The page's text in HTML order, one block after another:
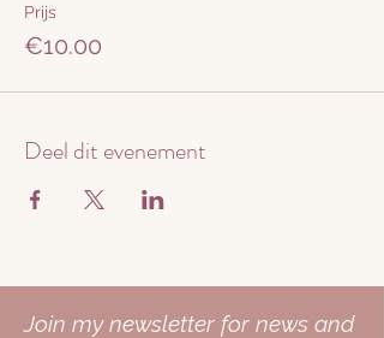
Prijs
€10.00
Deel dit evenement
Join my newsletter for news and